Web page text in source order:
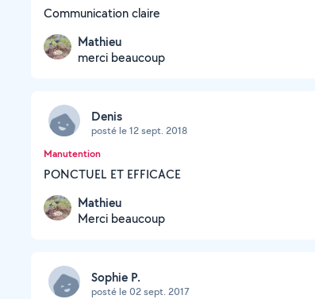
Communication claire
Mathieu
merci beaucoup
Denis
posté le 12 sept. 2018
Manutention
PONCTUEL ET EFFICACE
Mathieu
Merci beaucoup
Sophie P.
posté le 02 sept. 2017